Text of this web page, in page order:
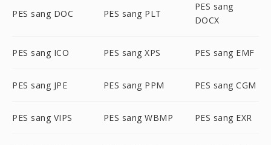
PES sang DOC PES sang PLT
PES sang
DOCX
PES sang ICO PES sang XPS PES sang EMF
PES sang JPE PES sang PPM PES sang CGM
PES sang VIPS PES sang WBMP PES sang EXR